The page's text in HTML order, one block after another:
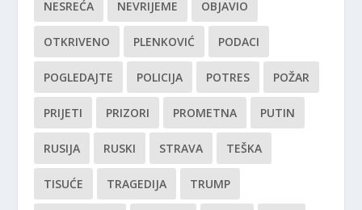
NESREĆA NEVRIJEME OBJAVIO
OTKRIVENO PLENKOVIĆ PODACI
POGLEDAJTE POLICIJA POTRES POŽAR
PRIJETI PRIZORI PROMETNA PUTIN
RUSIJA RUSKI STRAVA TEŠKA
TISUĆE TRAGEDIJA TRUMP